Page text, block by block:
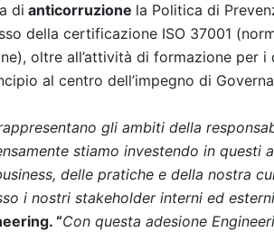
di anticorruzione la Politica di
della certificazione ISO 37001
oltre all’attività di formazione per i
al centro dell’impegno di
gli ambiti della
stiamo investendo in questi
delle pratiche e della nostra
i nostri stakeholder interni ed esterni
“Con questa adesione